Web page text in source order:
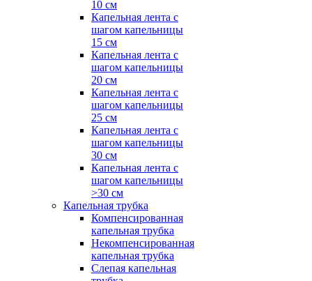
10 см
Капельная лента с
шагом капельницы
15 см
Капельная лента с
шагом капельницы
20 см
Капельная лента с
шагом капельницы
25 см
Капельная лента с
шагом капельницы
30 см
Капельная лента с
шагом капельницы
>30 см
Капельная трубка
Компенсированная
капельная трубка
Некомпенсированная
капельная трубка
Слепая капельная